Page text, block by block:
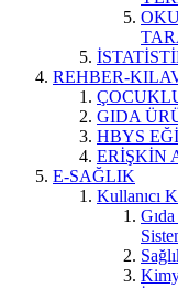
REHBER-
GIDA
HBYS
ERİŞKİN
E-SAĞLIK
Kullanıcı